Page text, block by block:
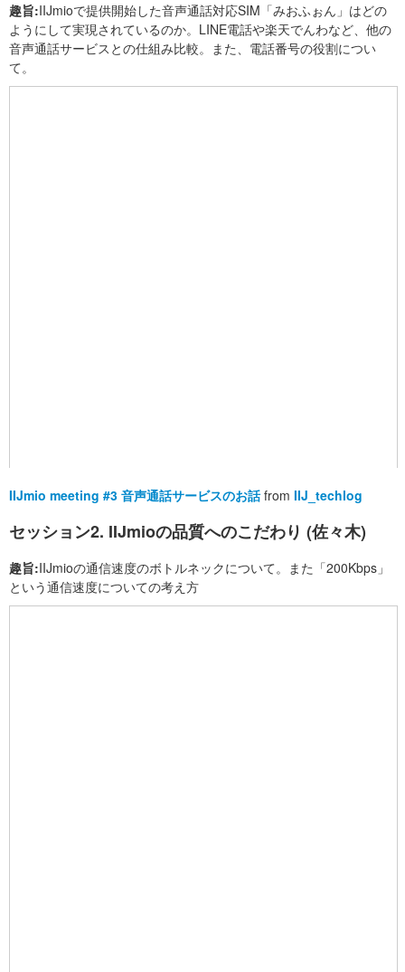
趣旨:IIJmioで提供開始した音声通話対応SIM「みおふぉん」はどの
ようにして実現されているのか。LINE電話や楽天でんわなど、他の
音声通話サービスとの仕組み比較。また、電話番号の役割につい
て。
IIJmio meeting #3 音声通話サービスのお話 from IIJ_techlog
セッション2. IIJmioの品質へのこだわり (佐々木)
趣旨:IIJmioの通信速度のボトルネックについて。また「200Kbps」
という通信速度についての考え方